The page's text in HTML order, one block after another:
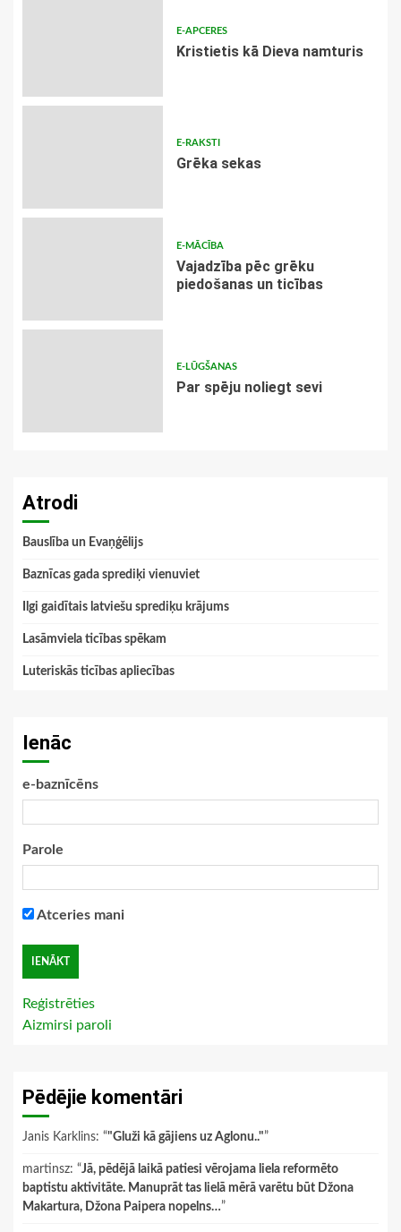
E-APCERES
Kristietis kā Dieva namturis
E-RAKSTI
Grēka sekas
E-MĀCĪBA
Vajadzība pēc grēku
piedošanas un ticības
E-LŪGŠANAS
Par spēju noliegt sevi
Atrodi
Bauslība un Evaņģēlijs
Baznīcas gada sprediķi vienuviet
Ilgi gaidītais latviešu sprediķu krājums
Lasāmviela ticības spēkam
Luteriskās ticības apliecības
Ienāc
e-baznīcēns
Parole
Atceries mani
Reģistrēties
Aizmirsi paroli
Pēdējie komentāri
Janis Karklins: “"Gluži kā gājiens uz Aglonu.."”
martinsz: “Jā, pēdējā laikā patiesi vērojama liela reformēto
baptistu aktivitāte. Manuprāt tas lielā mērā varētu būt Džona
Makartura, Džona Paipera nopelns…”